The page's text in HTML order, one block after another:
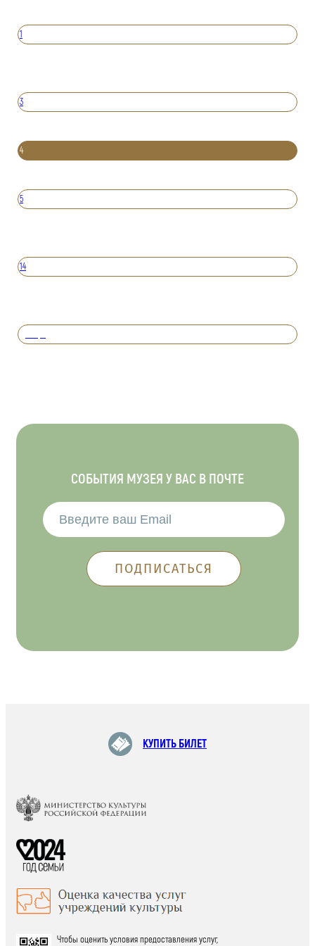
1
3
4
5
14
СОБЫТИЯ МУЗЕЯ У ВАС В ПОЧТЕ
КУПИТЬ БИЛЕТ
Чтобы оценить условия предоставления услуг,